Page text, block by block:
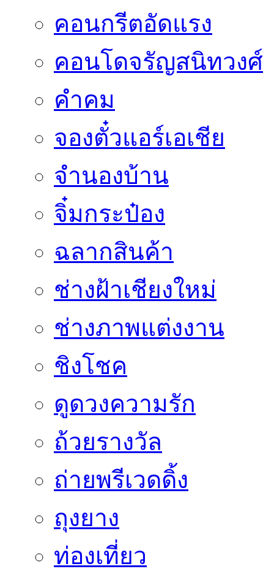
คอนกรีตอัดแรง
คอนโดจรัญสนิทวงศ์
คำคม
จองตั๋วแอร์เอเชีย
จำนองบ้าน
จิ๋มกระป๋อง
ฉลากสินค้า
ช่างฝ้าเชียงใหม่
ช่างภาพแต่งงาน
ชิงโชค
ดูดวงความรัก
ถ้วยรางวัล
ถ่ายพรีเวดดิ้ง
ถุงยาง
ท่องเที่ยว